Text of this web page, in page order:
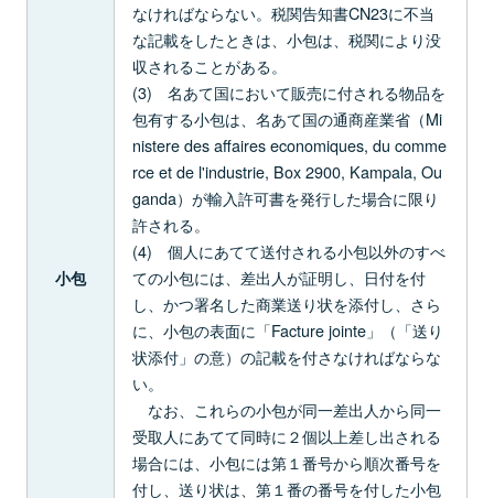
小包
なければならない。税関告知書CN23に不当
な記載をしたときは、小包は、税関により没
収されることがある。
(3) 名あて国において販売に付される物品を
包有する小包は、名あて国の通商産業省（Mi
nistere des affaires economiques, du comme
rce et de l'industrie, Box 2900, Kampala, Ou
ganda）が輸入許可書を発行した場合に限り
許される。
(4) 個人にあてて送付される小包以外のすべ
ての小包には、差出人が証明し、日付を付
し、かつ署名した商業送り状を添付し、さら
に、小包の表面に「Facture jointe」（「送り
状添付」の意）の記載を付さなければならな
い。
なお、これらの小包が同一差出人から同一
受取人にあてて同時に２個以上差し出される
場合には、小包には第１番号から順次番号を
付し、送り状は、第１番の番号を付した小包